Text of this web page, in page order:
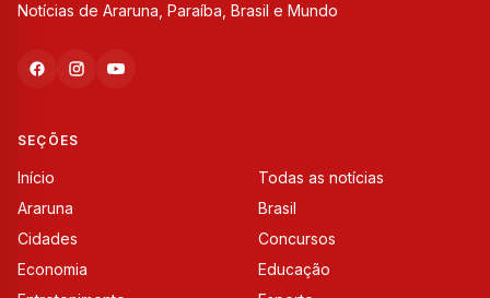
Notícias de Araruna, Paraíba, Brasil e Mundo
SEÇÕES
Início
Todas as notícias
Araruna
Brasil
Cidades
Concursos
Economia
Educação